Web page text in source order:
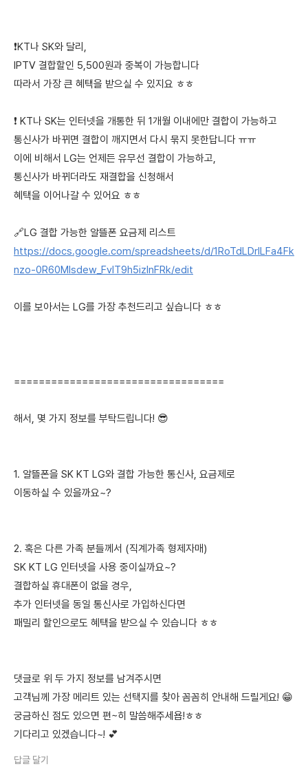
❗KT나 SK와 달리,
IPTV 결합할인 5,500원과 중복이 가능합니다
따라서 가장 큰 혜택을 받으실 수 있지요 ㅎㅎ
❗ KT나 SK는 인터넷을 개통한 뒤 1개월 이내에만 결합이 가능하고
통신사가 바뀌면 결합이 깨지면서 다시 묶지 못한답니다 ㅠㅠ
이에 비해서 LG는 언제든 유무선 결합이 가능하고,
통신사가 바뀌더라도 재결합을 신청해서
혜택을 이어나갈 수 있어요 ㅎㅎ
🔗LG 결합 가능한 알뜰폰 요금제 리스트
https://docs.google.com/spreadsheets/d/1RoTdLDrlLFa4Fk
nzo-0R60MIsdew_FvIT9h5izlnFRk/edit
이를 보아서는 LG를 가장 추천드리고 싶습니다 ㅎㅎ
==================================
해서, 몇 가지 정보를 부탁드립니다! 😎
1. 알뜰폰을 SK KT LG와 결합 가능한 통신사, 요금제로
이동하실 수 있을까요~?
2. 혹은 다른 가족 분들께서 (직계가족 형제자매)
SK KT LG 인터넷을 사용 중이실까요~?
결합하실 휴대폰이 없을 경우,
추가 인터넷을 동일 통신사로 가입하신다면
패밀리 할인으로도 혜택을 받으실 수 있습니다 ㅎㅎ
댓글로 위 두 가지 정보를 남겨주시면
고객님께 가장 메리트 있는 선택지를 찾아 꼼꼼히 안내해 드릴게요! 😁
궁금하신 점도 있으면 편~히 말씀해주세욥!ㅎㅎ
기다리고 있겠습니다~! 💕
답글 달기